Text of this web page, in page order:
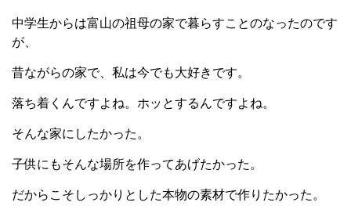
中学生からは富山の祖母の家で暮らすことのなったのです
が、
昔ながらの家で、私は今でも大好きです。
落ち着くんですよね。ホッとするんですよね。
そんな家にしたかった。
子供にもそんな場所を作ってあげたかった。
だからこそしっかりとした本物の素材で作りたかった。